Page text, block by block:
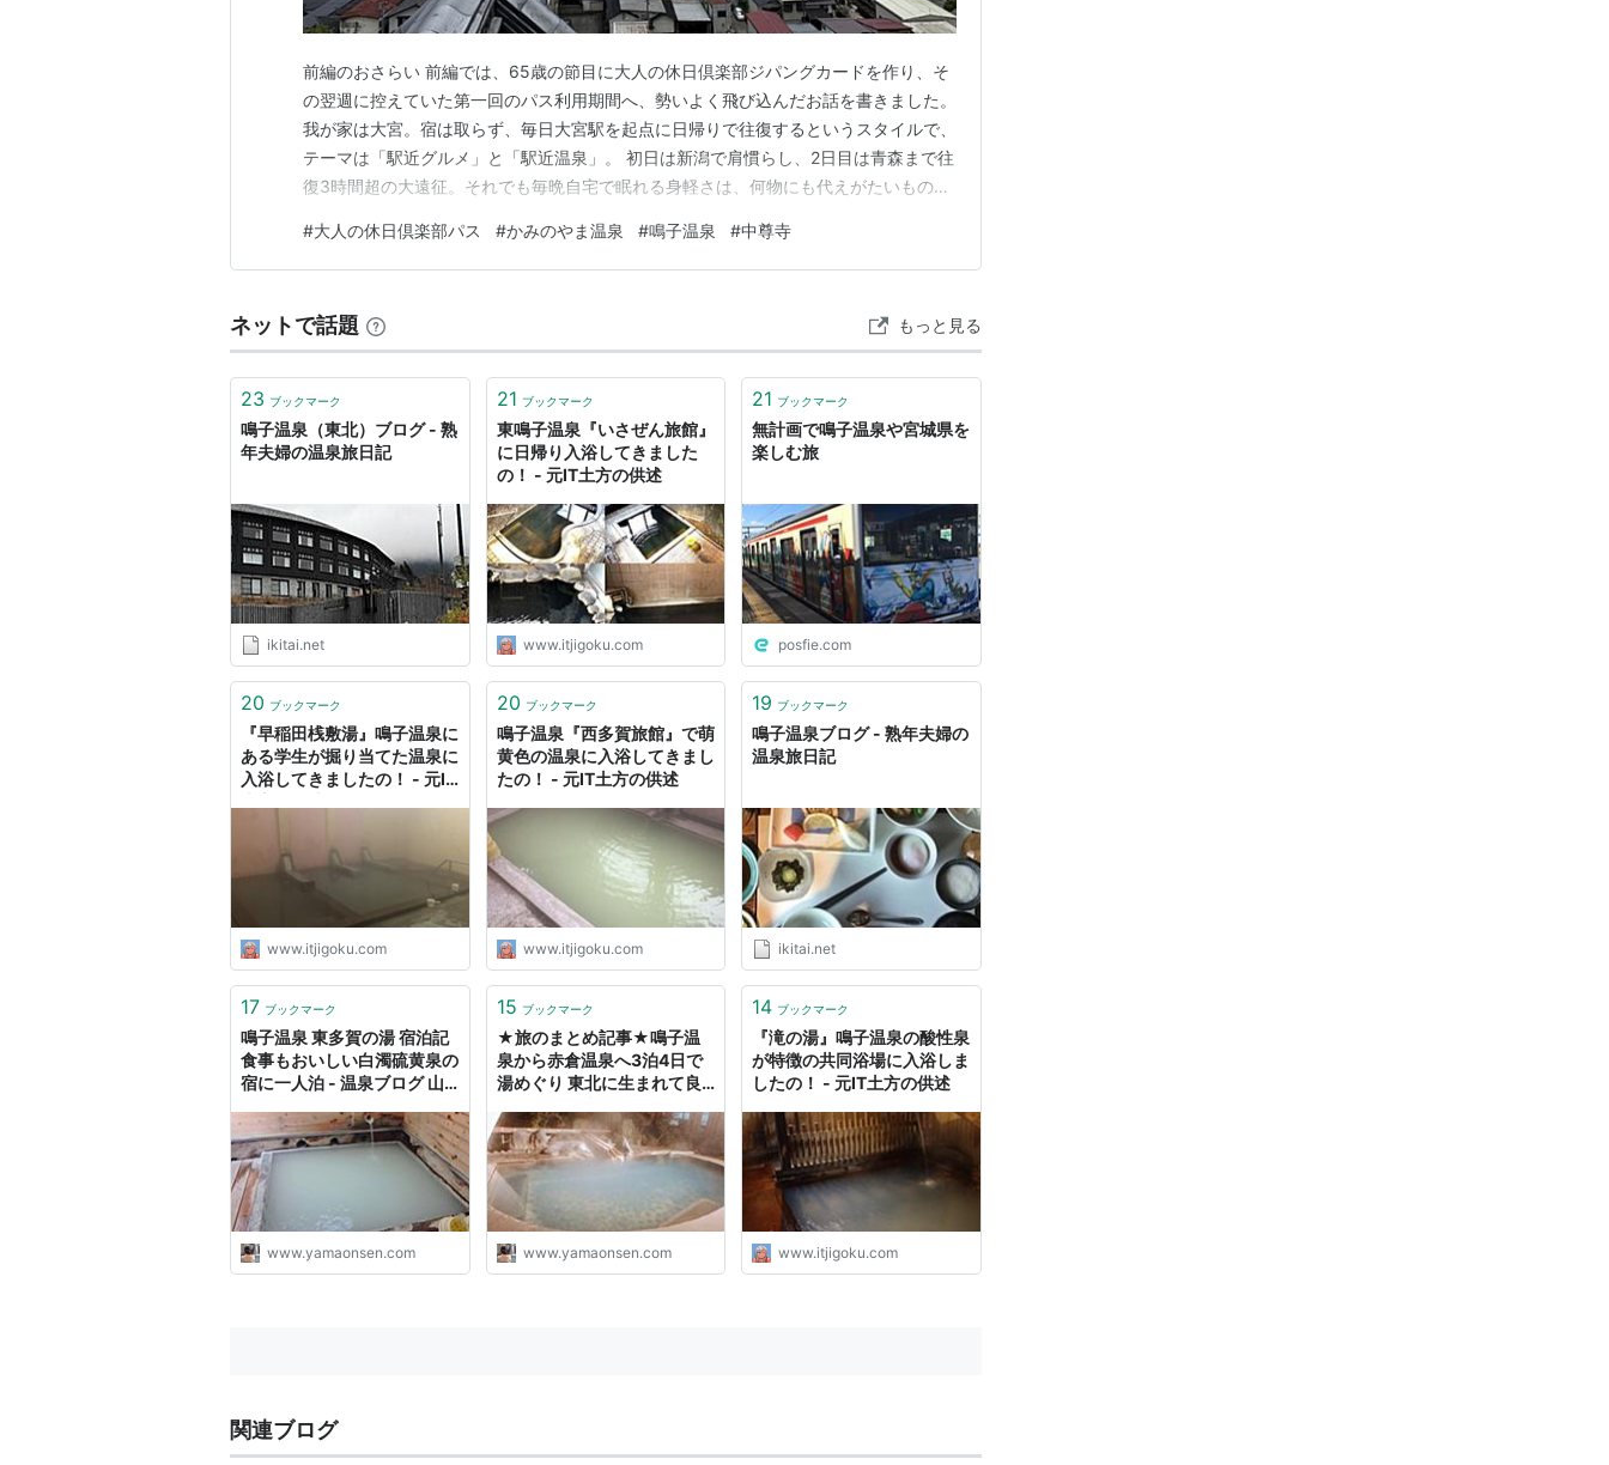
リスト::温泉
前編のおさらい 前編では、65歳の節目に大人の休日倶楽部ジパングカードを作り、そ
の翌週に控えていた第一回のパス利用期間へ、勢いよく飛び込んだお話を書きました。
我が家は大宮。宿は取らず、毎日大宮駅を起点に日帰りで往復するというスタイルで、
テーマは「駅近グルメ」と「駅近温泉」。 初日は新潟で肩慣らし、2日目は青森まで往
復3時間超の大遠征。それでも毎晩自宅で眠れる身軽さは、何物にも代えがたいもので
泉。この旅いちばんの「まさか!」も、この後半で起きたのでした。 【3日目】かみの
やま温泉 ― 城下町の温泉で、ほっとひと息 3…
#大人の休日倶楽部パス #かみのやま温泉 #鳴子温泉 #中尊寺
ネットで話題 もっと見る
23 ブックマーク
鳴子温泉（東北）ブログ - 熟
年夫婦の温泉旅日記
ikitai.net
21 ブックマーク
東鳴子温泉『いさぜん旅館』
に日帰り入浴してきました
の！ - 元IT土方の供述
www.itjigoku.com
21 ブックマーク
無計画で鳴子温泉や宮城県を
楽しむ旅
posfie.com
20 ブックマーク
『早稲田桟敷湯』鳴子温泉に
ある学生が掘り当てた温泉に
入浴してきましたの！ - 元IT
www.itjigoku.com
20 ブックマーク
鳴子温泉『西多賀旅館』で萌
黄色の温泉に入浴してきまし
たの！ - 元IT土方の供述
www.itjigoku.com
19 ブックマーク
鳴子温泉ブログ - 熟年夫婦の
温泉旅日記
ikitai.net
17 ブックマーク
鳴子温泉 東多賀の湯 宿泊記
食事もおいしい白濁硫黄泉の
宿に一人泊 - 温泉ブログ 山
www.yamaonsen.com
15 ブックマーク
★旅のまとめ記事★鳴子温
泉から赤倉温泉へ3泊4日で
湯めぐり 東北に生まれて良
泉ブログ 山と温泉のきろく
www.yamaonsen.com
14 ブックマーク
『滝の湯』鳴子温泉の酸性泉
が特徴の共同浴場に入浴しま
したの！ - 元IT土方の供述
www.itjigoku.com
関連ブログ